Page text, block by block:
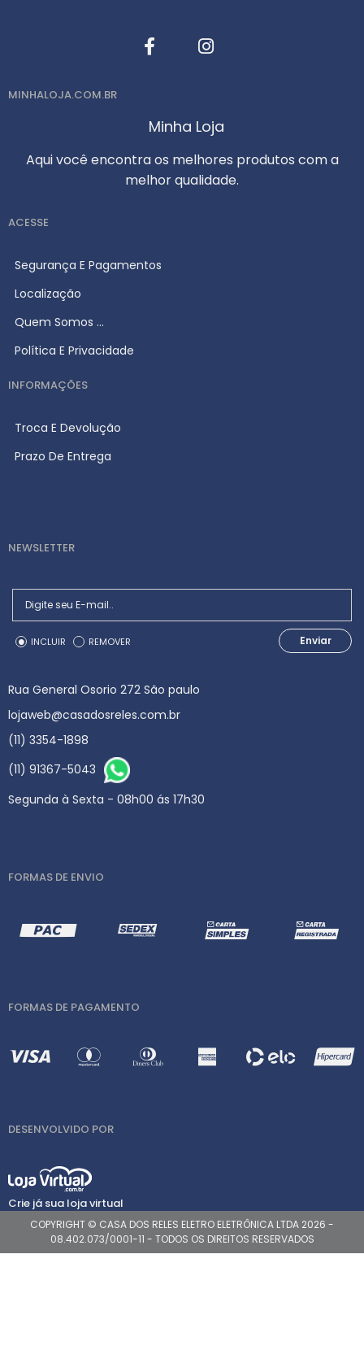
MINHALOJA.COM.BR
Minha Loja
Aqui você encontra os melhores produtos com a
melhor qualidade.
ACESSE
Segurança E Pagamentos
Localização
Quem Somos ...
Política E Privacidade
INFORMAÇÕES
Troca E Devolução
Prazo De Entrega
NEWSLETTER
INCLUIR REMOVER Enviar
Rua General Osorio 272 São paulo
lojaweb@casadosreles.com.br
(11) 3354-1898
(11) 91367-5043
Segunda à Sexta - 08h00 ás 17h30
FORMAS DE ENVIO
FORMAS DE PAGAMENTO
DESENVOLVIDO POR
Crie já sua loja virtual
COPYRIGHT © CASA DOS RELES ELETRO ELETRÔNICA LTDA 2026 -
08.402.073/0001-11 - TODOS OS DIREITOS RESERVADOS